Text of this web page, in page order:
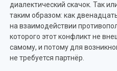
диалектический скачок. Так
таким образом: как
на взаимодействии
которого этот конфликт не
самому, и потому для
не требуется партнёр.